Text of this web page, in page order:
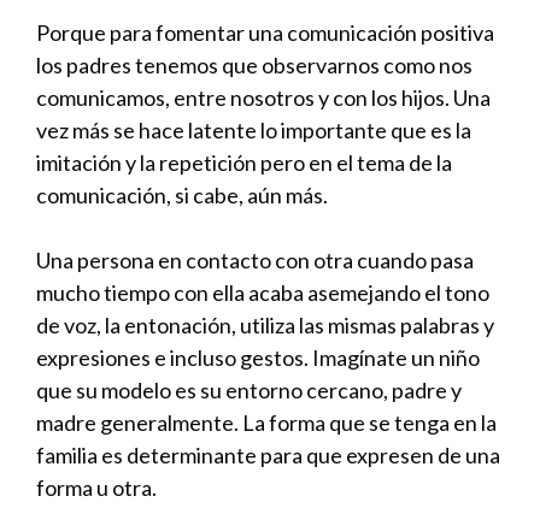
Porque para fomentar una comunicación positiva
los padres tenemos que observarnos como nos
comunicamos, entre nosotros y con los hijos. Una
vez más se hace latente lo importante que es la
imitación y la repetición pero en el tema de la
comunicación, si cabe, aún más.
Una persona en contacto con otra cuando pasa
mucho tiempo con ella acaba asemejando el tono
de voz, la entonación, utiliza las mismas palabras y
expresiones e incluso gestos. Imagínate un niño
que su modelo es su entorno cercano, padre y
madre generalmente. La forma que se tenga en la
familia es determinante para que expresen de una
forma u otra.